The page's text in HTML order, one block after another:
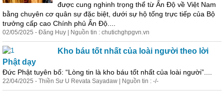
được cung nghinh trọng thể từ Ấn Độ về Việt Nam
bằng chuyên cơ quân sự đặc biệt, dưới sự hộ tống trực tiếp của Bộ
trưởng cấp cao Chính phủ Ấn Độ....
02/05/2025 - Đăng Huy | Nguồn tin : chutichghpgvn.vn
Kho báu tốt nhất của loài người theo lời
Phật dạy
Đức Phật tuyên bố: “Lòng tin là kho báu tốt nhất của loài người”....
22/04/2025 - Thiền Sư U Revata Sayadaw | Nguồn tin : -/-